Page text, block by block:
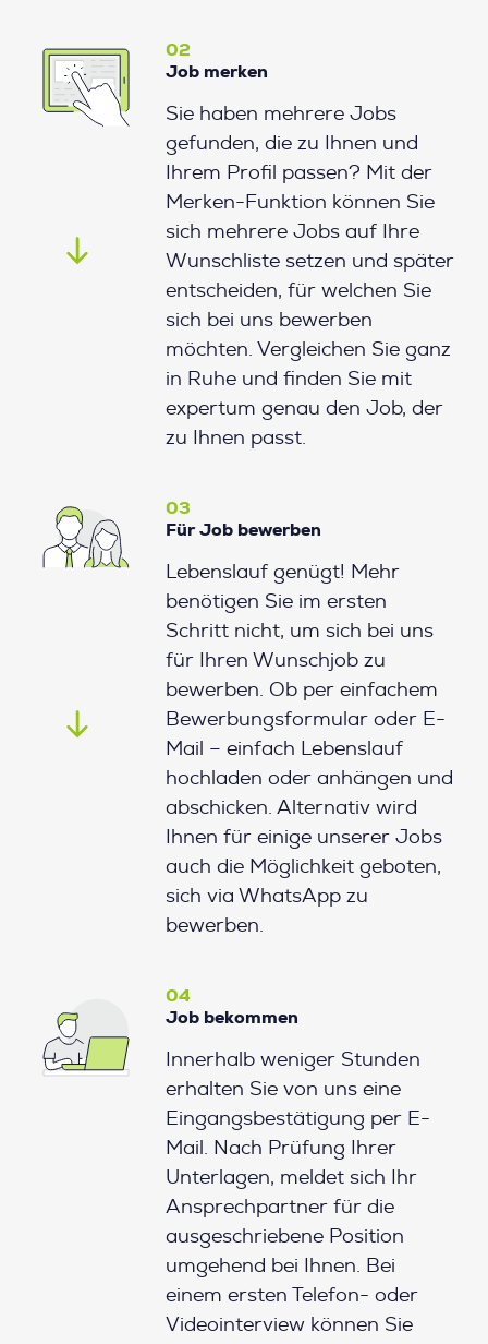
02
Job merken
Sie haben mehrere Jobs
gefunden, die zu Ihnen und
Ihrem Profil passen? Mit der
Merken-Funktion können Sie
sich mehrere Jobs auf Ihre
Wunschliste setzen und später
entscheiden, für welchen Sie
sich bei uns bewerben
möchten. Vergleichen Sie ganz
in Ruhe und finden Sie mit
expertum genau den Job, der
zu Ihnen passt.
03
Für Job bewerben
Lebenslauf genügt! Mehr
benötigen Sie im ersten
Schritt nicht, um sich bei uns
für Ihren Wunschjob zu
bewerben. Ob per einfachem
Bewerbungsformular oder E-
Mail – einfach Lebenslauf
hochladen oder anhängen und
abschicken. Alternativ wird
Ihnen für einige unserer Jobs
auch die Möglichkeit geboten,
sich via WhatsApp zu
bewerben.
04
Job bekommen
Innerhalb weniger Stunden
erhalten Sie von uns eine
Eingangsbestätigung per E-
Mail. Nach Prüfung Ihrer
Unterlagen, meldet sich Ihr
Ansprechpartner für die
ausgeschriebene Position
umgehend bei Ihnen. Bei
einem ersten Telefon- oder
Videointerview können Sie